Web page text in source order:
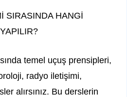
SIRASINDA HANGİ
temel uçuş prensipleri,
radyo iletişimi,
alırsınız. Bu derslerin